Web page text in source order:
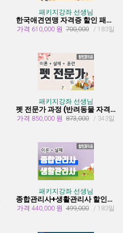
패키지강좌 선생님
한국애견연맹 자격증 할인 패키지 과정 (종합관리사 + 행동교정사)
가격 610,000 원 700,000 / 183일
패키지강좌 선생님
펫 전문가 과정 (반려동물 자격증 취득과정)
가격 850,000 원 873,000 / 343일
패키지강좌 선생님
종합관리사+생활관리사 할인패키지과정
가격 440,000 원 499,000 / 183일